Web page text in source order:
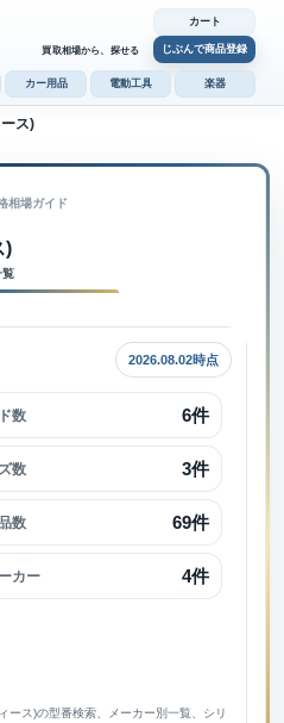
買取相場から、探せる
カート
じぶんで商品登録
カー用品 電動工具 楽器
ス)
相場ガイド
)
覧
で検索
2026.08.02時点
数 6件
数 3件
数 69件
カー 4件
ース)の型番検索、メーカー別一覧、シリ